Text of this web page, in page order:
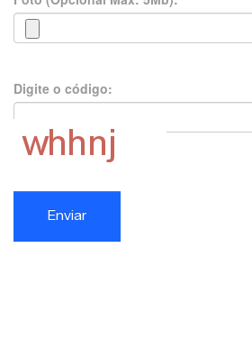
Digite o código: